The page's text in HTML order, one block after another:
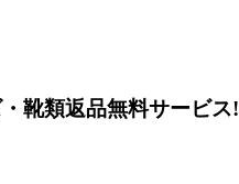
靴類返品無料サービス!